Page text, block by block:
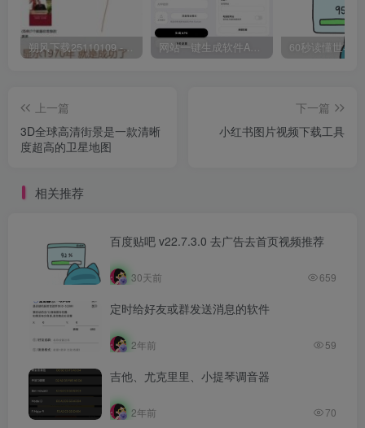
朔风下载25110109 -磁力下载神器-去VIP限制版本 网站一键生成软件APP 完美版 同时支持打包html文件
上一篇
3D全球高清街景是一款清晰
度超高的卫星地图
下一篇
小红书图片视频下载工具
相关推荐
百度贴吧 v22.7.3.0 去广告去首页视频推荐
30天前 659
定时给好友或群发送消息的软件
2年前 59
吉他、尤克里里、小提琴调音器
2年前 70